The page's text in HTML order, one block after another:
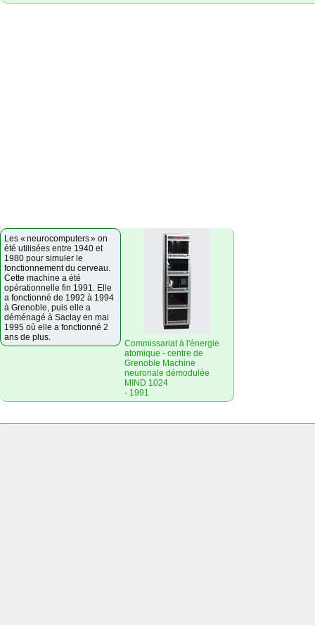
Les « neurocomputers » on
été utilisées entre 1940 et
1980 pour simuler le
fonctionnement du cerveau.
Cette machine a été
opérationnelle fin 1991. Elle
a fonctionné de 1992 à 1994
à Grenoble, puis elle a
déménagé à Saclay en mai
1995 où elle a fonctionné 2
ans de plus.
Commissariat à l'énergie
atomique - centre de
Grenoble Machine
neuronale démodulée
MIND 1024
- 1991